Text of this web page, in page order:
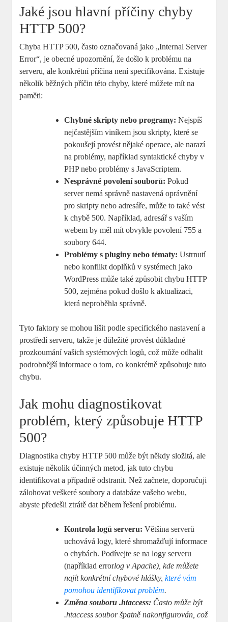
Jaké jsou hlavní příčiny chyby
HTTP 500?
Chyba HTTP 500, často označovaná jako „Internal Server
Error“, je obecné upozornění, že došlo k problému na
serveru, ale konkrétní příčina není specifikována. Existuje
několik běžných příčin této chyby, které můžete mít na
paměti:
Chybné skripty nebo programy: Nejspíš
nejčastějším viníkem jsou skripty, které se
pokoušejí provést nějaké operace, ale narazí
na problémy, například syntaktické chyby v
PHP nebo problémy s JavaScriptem.
Nesprávné povolení souborů: Pokud
server nemá správně nastavená oprávnění
pro skripty nebo adresáře, může to také vést
k chybě 500. Například, adresář s vaším
webem by měl mít obvykle povolení 755 a
soubory 644.
Problémy s pluginy nebo tématy: Ustrnutí
nebo konflikt doplňků v systémech jako
WordPress může také způsobit chybu HTTP
500, zejména pokud došlo k aktualizaci,
která neproběhla správně.
Tyto faktory se mohou lišit podle specifického nastavení a
prostředí serveru, takže je důležité provést důkladné
prozkoumání vašich systémových logů, což může odhalit
podrobnější informace o tom, co konkrétně způsobuje tuto
chybu.
Jak mohu diagnostikovat
problém, který způsobuje HTTP
500?
Diagnostika chyby HTTP 500 může být někdy složitá, ale
existuje několik účinných metod, jak tuto chybu
identifikovat a případně odstranit. Než začnete, doporučuji
zálohovat veškeré soubory a databáze vašeho webu,
abyste předešli ztrátě dat během řešení problému.
Kontrola logů serveru: Většina serverů
uchovává logy, které shromažďují informace
o chybách. Podívejte se na logy serveru
(například errorlog v Apache), kde můžete
najít konkrétní chybové hlášky,které vám
pomohou identifikovat problém.
Změna souboru .htaccess: Často může být
.htaccess soubor špatně nakonfigurován, což